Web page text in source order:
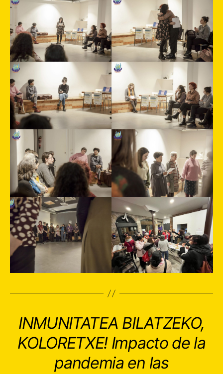
INMUNITATEA BILATZEKO,
KOLORETXE! Impacto de la
pandemia en las